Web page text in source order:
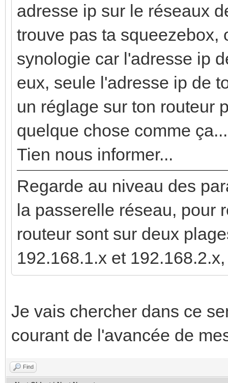
adresse ip sur le réseaux
trouve pas ta squeezebox,
synologie car l'adresse ip
eux, seule l'adresse ip de
un réglage sur ton routeur
quelque chose comme ça...
Tien nous informer...
Regarde au niveau des
la passerelle réseau, pour
routeur sont sur deux
192.168.1.x et
Je vais chercher dans ce
courant de l'avancée de
Find